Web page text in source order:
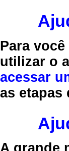
Para
utilizar o
acessar
as etapas